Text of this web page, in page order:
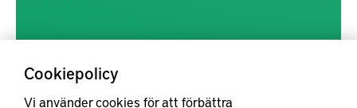
Cookiepolicy
Vi använder cookies för att förbättra